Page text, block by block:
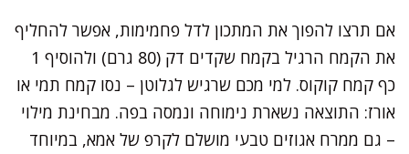
אם תרצו להפוך את המתכון לדל פחמימות, אפשר להחליף
את הקמח הרגיל בקמח שקדים דק (80 גרם) ולהוסיף 1
כף קמח קוקוס. למי מכם שרגיש לגלוטן – נסו קמח תמי או
אורז: התוצאה נשארת נימוחה ונמסה בפה. מבחינת מילוי
– גם ממרח אגוזים טבעי מושלם לקרפ של אמא, במיוחד